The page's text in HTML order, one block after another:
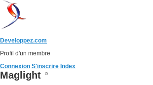
Developpez.com
Profil d'un membre
Connexion S'inscrire Index
Maglight